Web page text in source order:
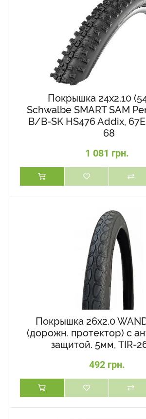
Покрышка 24x2.10
Schwalbe SMART SAM
B/B-SK HS476 Addix,
68
1 081 грн.
Покрышка 26x2.0
(дорожн. протектор) с
защитой. 5мм, TIR-
492 грн.